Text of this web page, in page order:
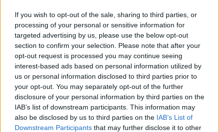
If you wish to opt-out of the sale, sharing to third parties, or
processing of your personal or sensitive information for
targeted advertising by us, please use the below opt-out
section to confirm your selection. Please note that after your
opt-out request is processed you may continue seeing
interest-based ads based on personal information utilized by
us or personal information disclosed to third parties prior to
your opt-out. You may separately opt-out of the further
disclosure of your personal information by third parties on the
IAB’s list of downstream participants. This information may
also be disclosed by us to third parties on the IAB’s List of
Downstream Participants that may further disclose it to other
Βαφή μαλλιών No
yellow 8 ICE Ξανθό
ανοιχτό του πάγου
9,00€
Επιλογή
Βαφή μαλλιών No
yellow 9 ICE Ξανθό
πολύ ανοιχτό του
πάγου
9,00€
Επιλογή